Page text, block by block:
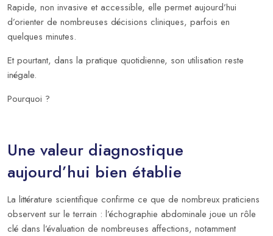
Rapide, non invasive et accessible, elle permet aujourd’hui
d’orienter de nombreuses décisions cliniques, parfois en
quelques minutes.
Et pourtant, dans la pratique quotidienne, son utilisation reste
inégale.
Pourquoi ?
Une valeur diagnostique
aujourd’hui bien établie
La littérature scientifique confirme ce que de nombreux praticiens
observent sur le terrain : l’échographie abdominale joue un rôle
clé dans l’évaluation de nombreuses affections, notamment